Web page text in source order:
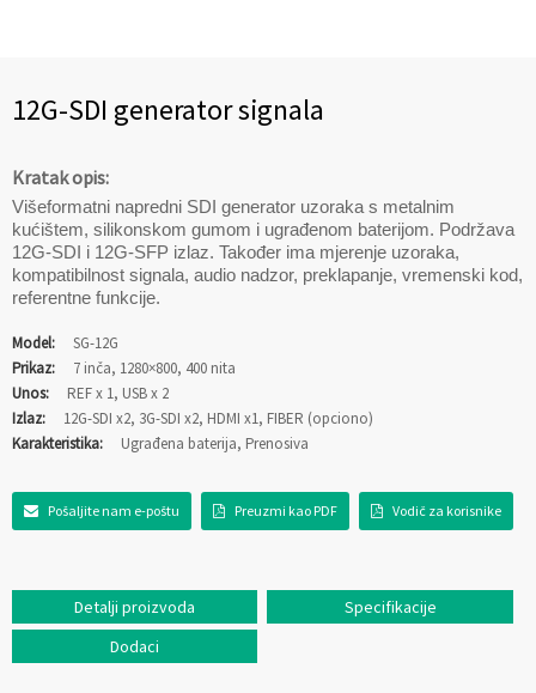
12G-SDI generator signala
Kratak opis:
Višeformatni napredni SDI generator uzoraka s metalnim
kućištem, silikonskom gumom i ugrađenom baterijom. Podržava
12G-SDI i 12G-SFP izlaz. Također ima mjerenje uzoraka,
kompatibilnost signala, audio nadzor, preklapanje, vremenski kod,
referentne funkcije.
Model:
SG-12G
Prikaz:
7 inča, 1280×800, 400 nita
Unos:
REF x 1, USB x 2
Izlaz:
12G-SDI x2, 3G-SDI x2, HDMI x1, FIBER (opciono)
Karakteristika:
Ugrađena baterija, Prenosiva
Pošaljite nam e-poštu Preuzmi kao PDF Vodič za korisnike
Detalji proizvoda
Specifikacije
Dodaci